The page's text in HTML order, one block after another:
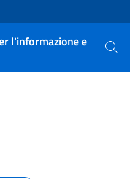
l'informazione e
Cerca